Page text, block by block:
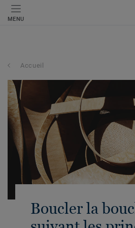
MENU
Accueil
Boucler la